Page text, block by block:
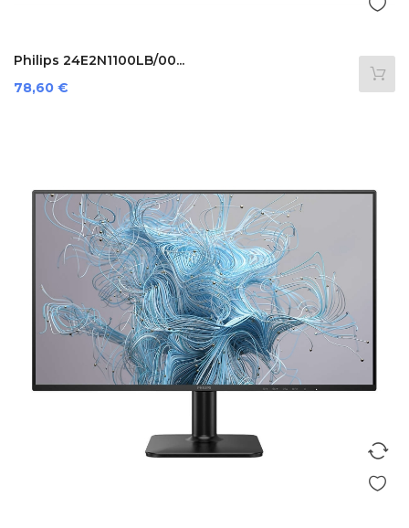
Philips 24E2N1100LB/00...
Preis
78,60 €